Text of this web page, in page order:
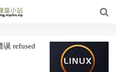
误 refused